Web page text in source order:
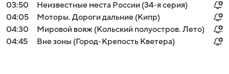
03:50
Неизвестные места России (34-я серия)
04:05
Моторы. Дороги дальние (Кипр)
04:30
Мировой вояж (Кольский полуостров. Лето)
04:45
Вне зоны (Город-Крепость Кветера)